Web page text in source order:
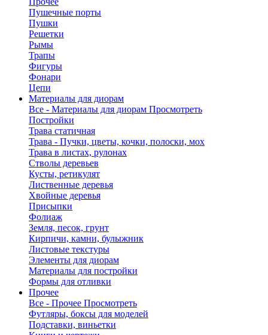
Пушечные порты
Пушки
Решетки
Рымы
Трапы
Фигуры
Фонари
Цепи
Материалы для диорам
Все - Материалы для диорам Просмотреть
Постройки
Трава статичная
Трава - Пучки, цветы, кочки, полоски, мох
Трава в листах, рулонах
Стволы деревьев
Кусты, ретикулят
Лиственные деревья
Хвойные деревья
Присыпки
Фолиаж
Земля, песок, грунт
Кирпичи, камни, булыжник
Листовые текстуры
Элементы для диорам
Материалы для постройки
Формы для отливки
Прочее
Все - Прочее Просмотреть
Футляры, боксы для моделей
Подставки, виньетки